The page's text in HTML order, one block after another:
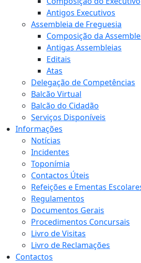
Antigos Executivos
Assembleia de Freguesia
Composição da
Antigas Assembleias
Editais
Atas
Delegação de Competências
Balcão Virtual
Balcão do Cidadão
Serviços Disponíveis
Informações
Notícias
Incidentes
Toponímia
Contactos Úteis
Refeições e Ementas
Regulamentos
Documentos Gerais
Procedimentos Concursais
Livro de Visitas
Livro de Reclamações
Contactos